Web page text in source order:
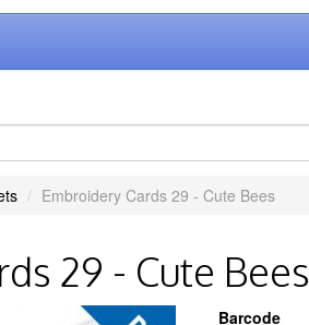
Embroidery Cards 29 - Cute Bees
29 - Cute Bees
Barcode